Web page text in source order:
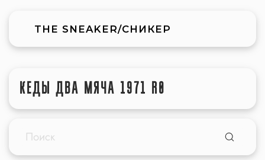
THE SNEAKER/СНИКЕР
КЕДЫ ДВА МЯЧА 1971 R0